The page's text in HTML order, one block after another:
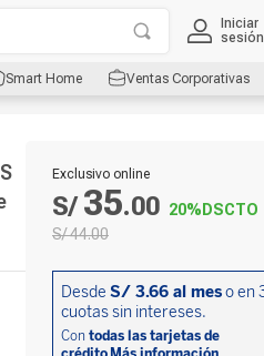
Iniciar
sesión
Smart Home Ventas Corporativas
Exclusivo online
S/ 35.00 20% DSCTO
S/44.00